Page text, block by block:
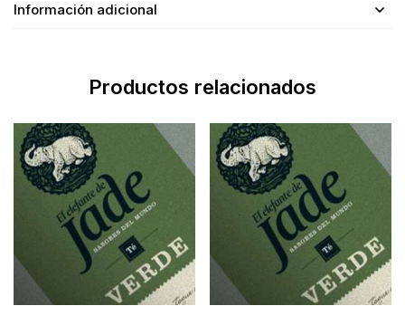
Información adicional
Productos relacionados